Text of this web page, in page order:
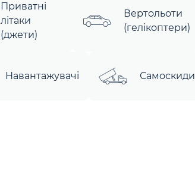
Приватні
літаки
(джети)
Вертольоти
(гелікоптери)
Навантажувачі Самоскиди